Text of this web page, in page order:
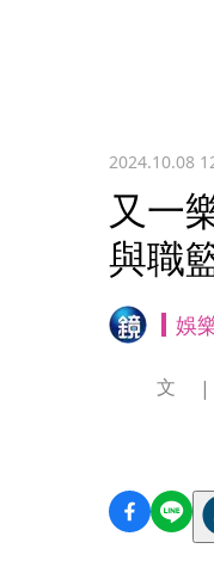
2024.10.08
又一
與職
娛
文